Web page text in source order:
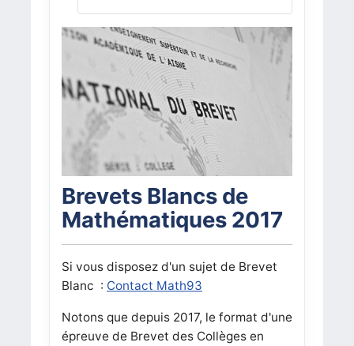
Brevets Blancs de
Mathématiques 2017
Si vous disposez d'un sujet de Brevet
Blanc : Contact Math93
Notons que depuis 2017, le format d'une
épreuve de Brevet des Collèges en